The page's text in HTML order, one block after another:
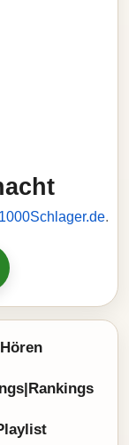
1000Schlager.de.
Hören